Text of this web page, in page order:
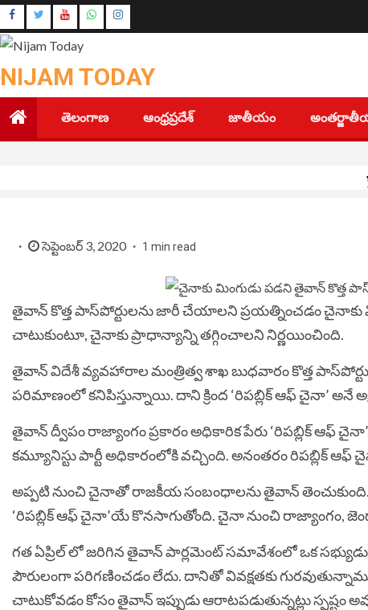
Skip
to
content
Youtube
Instagram
NIJAM TODAY
తెలంగాణ ఆంధ్రప్రదేశ్ జాతీయం
సెప్టెంబర్ 3, 2020 1 min read
తైవాన్ కొత్త పాస్‌పోర్టులను జారీ చేయాలని ప్రయత్నించడం చైనాకు
చాటుకుంటూ, చైనాకు ప్రాధాన్యాన్ని తగ్గించాలని నిర్ణయించింది.
తైవాన్ విదేశీ వ్యవహారాల మంత్రిత్వ శాఖ బుధవారం కొత్త
పరిమాణంలో కనిపిస్తున్నాయి. దాని క్రింద ‘రిపబ్లిక్ ఆఫ్ చైనా’ అనే
తైవాన్ ద్వీపం రాజ్యాంగం ప్రకారం అధికారిక పేరు ‘రిపబ్లిక్ ఆఫ్
కమ్యూనిస్టు పార్టీ అధికారంలోకి వచ్చింది. అనంతరం రిపబ్లిక్ ఆఫ్
అప్పటి నుంచి చైనాతో రాజకీయ సంబంధాలను తైవాన్
‘రిపబ్లిక్ ఆఫ్ చైనా’యే కొనసాగుతోంది. చైనా నుంచి రాజ్యాంగం, జెండా,
గత ఏప్రిల్ లో జరిగిన తైవాన్ పార్లమెంట్ సమావేశంలో ఒక
పౌరులంగా పరిగణించడం లేదు. దానితో వివక్షతకు
చాటుకోవడం కోసం తైవాన్ ఇప్పుడు ఆరాటపడుతున్నట్లు స్పష్టం